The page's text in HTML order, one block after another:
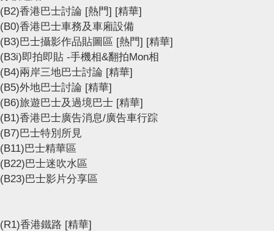
(B2)香港巴士討論 [熱門] [精華]
(B0)香港巴士車務及車廂設備
(B3)巴士攝影作品貼圖區 [熱門] [精華]
(B3i)即拍即貼 -手機相&翻拍Mon相
(B4)兩岸三地巴士討論 [精華]
(B5)外地巴士討論 [精華]
(B6)旅遊巴士及過境巴士 [精華]
(B1)香港巴士廣告消息/廣告車行踪
(B7)巴士特別所見
(B11)巴士精華區
(B22)巴士迷吹水區
(B23)巴士影片分享區
(R1)香港鐵路 [精華]